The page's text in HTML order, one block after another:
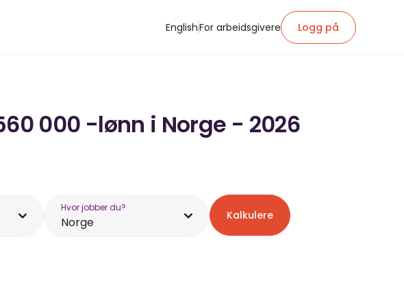
EnglishFor arbeidsgivere Logg på
000 -lønn i Norge - 2026
Hvor jobber du?
Norge Kalkulere